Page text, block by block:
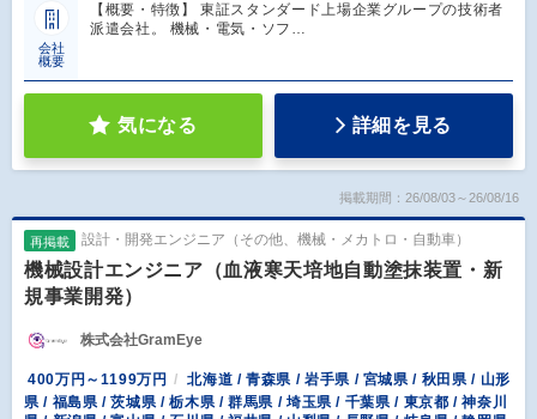
会社
概要
【概要・特徴】 東証スタンダード上場企業グループの技術者
派遣会社。 機械・電気・ソフ…
気になる 詳細を見る
掲載期間：26/08/03～26/08/16
再掲載 設計・開発エンジニア（その他、機械・メカトロ・自動車）
機械設計エンジニア（血液寒天培地自動塗抹装置・新
規事業開発）
株式会社GramEye
400万円～1199万円
北海道 / 青森県 / 岩手県 / 宮城県 / 秋田県 / 山形
県 / 福島県 / 茨城県 / 栃木県 / 群馬県 / 埼玉県 / 千葉県 / 東京都 / 神奈川